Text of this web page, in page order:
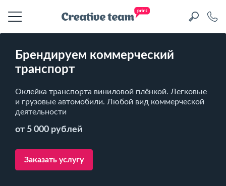
Брендируем коммерческий
транспорт
Оклейка транспорта виниловой плёнкой. Легковые
и грузовые автомобили. Любой вид коммерческой
деятельности
от 5 000 рублей
Заказать услугу